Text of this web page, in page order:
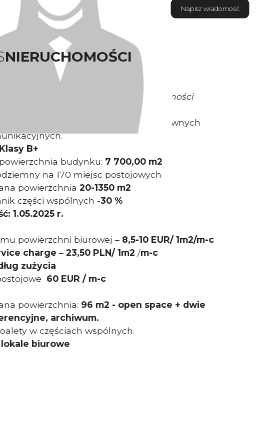
Napisz wiadomość
NIERUCHOMOŚCI
biura pokrywa Właściciel Nieruchomości
biurowy usytuowany przy jednej z głównych
Klasy B+
budynku: 7 700,00 m2
na 170 miejsc postojowych
powierzchnia 20-1350 m2
części wspólnych -30 %
1.05.2025 r.
powierzchni biurowej – 8,5-10 EUR/ 1m2/m-c
charge – 23,50 PLN/ 1m2 /m-c
zużycia
60 EUR / m-c
powierzchnia: 96 m2 - open space + dwie
archiwum.
w częściach wspólnych.
biurowe